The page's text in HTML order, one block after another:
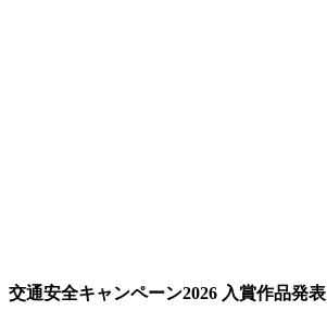
交通安全キャンペーン2026 入賞作品発表